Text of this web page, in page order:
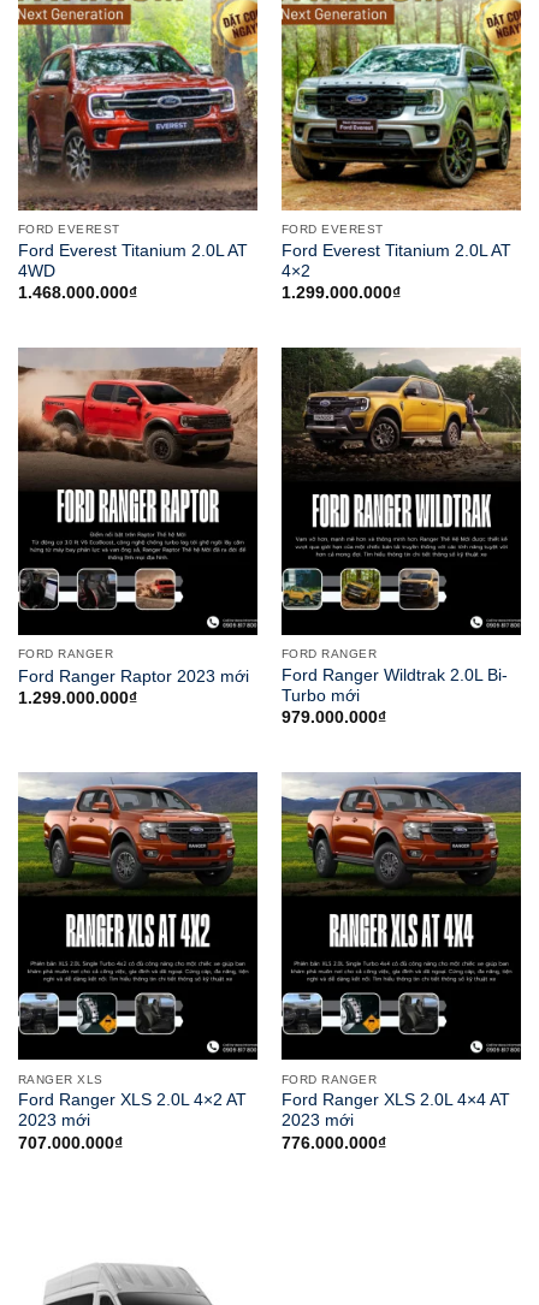
FORD EVEREST
Ford Everest Titanium 2.0L AT
4WD
1.468.000.000₫
FORD EVEREST
Ford Everest Titanium 2.0L AT
4×2
1.299.000.000₫
FORD RANGER
Ford Ranger Raptor 2023 mới
1.299.000.000₫
FORD RANGER
Ford Ranger Wildtrak 2.0L Bi-
Turbo mới
979.000.000₫
RANGER XLS
Ford Ranger XLS 2.0L 4×2 AT
2023 mới
707.000.000₫
FORD RANGER
Ford Ranger XLS 2.0L 4×4 AT
2023 mới
776.000.000₫